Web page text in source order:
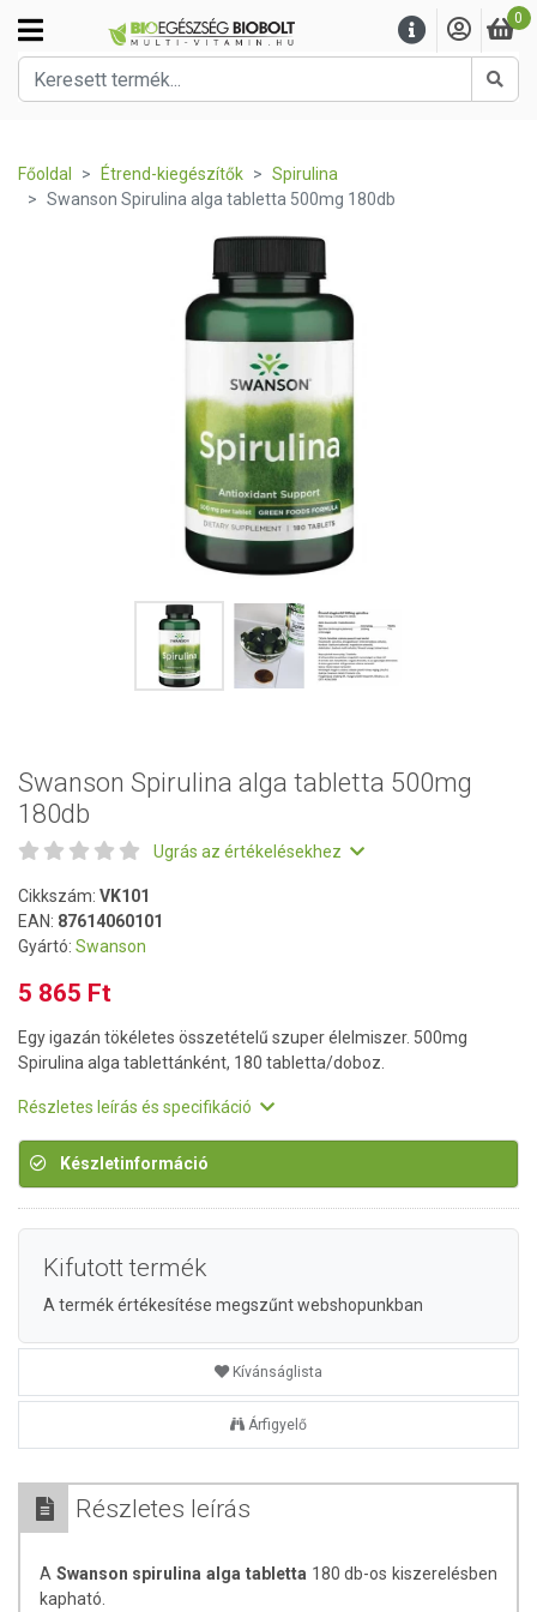
0
Főoldal Étrend-kiegészítők
Spirulina
Swanson Spirulina alga tabletta 500mg 180db
Swanson Spirulina alga tabletta 500mg
180db
Ugrás az értékelésekhez
Cikkszám: VK101
EAN: 87614060101
Gyártó: Swanson
5 865 Ft
Egy igazán tökéletes összetételű szuper élelmiszer. 500mg
Spirulina alga tablettánként, 180 tabletta/doboz.
Részletes leírás és specifikáció
Készletinformáció
Kifutott termék
A termék értékesítése megszűnt webshopunkban
Kívánságlista
Árfigyelő
Részletes leírás
A Swanson spirulina alga tabletta 180 db-os kiszerelésben
kapható.